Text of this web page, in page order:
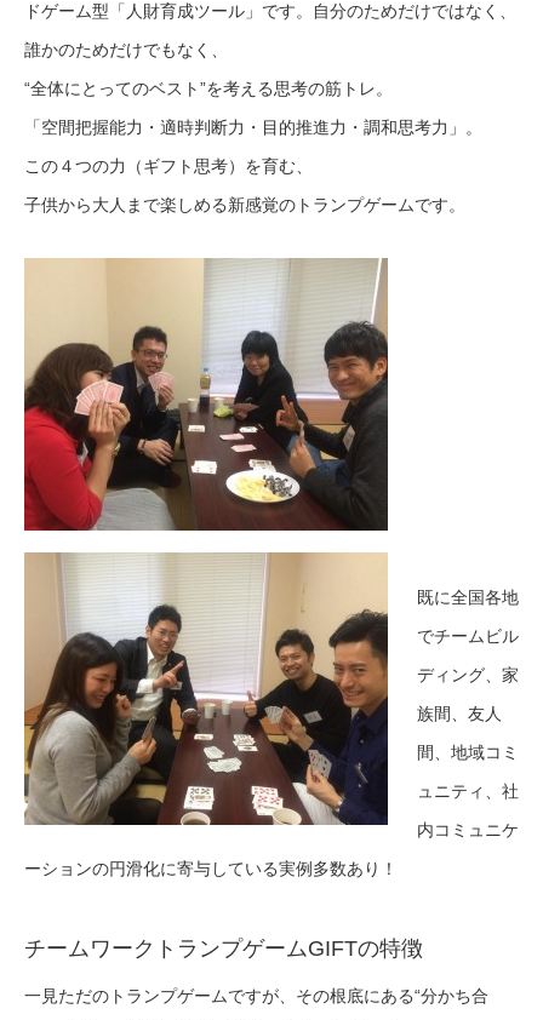
ドゲーム型「人財育成ツール 」です。自分のためだけではなく、
誰かのためだけでもなく、
“全体にとってのベスト”を考える思考の筋トレ。
「空間把握能力・適時判断力・目的推進力・調和思考力」
。
この４つの力（ギフト思考）を育む、
子供から大人まで楽しめる新感覚のトランプゲームです。
既に全国各地
でチームビル
ディング、家
族間、友人
間、地域コミ
ュニティ、社
内コミュニケ
ーションの円滑化に寄与している実例多数あり！
チームワークトランプゲームGIFTの特徴
一見ただのトランプゲームですが、その根底にある“分かち合